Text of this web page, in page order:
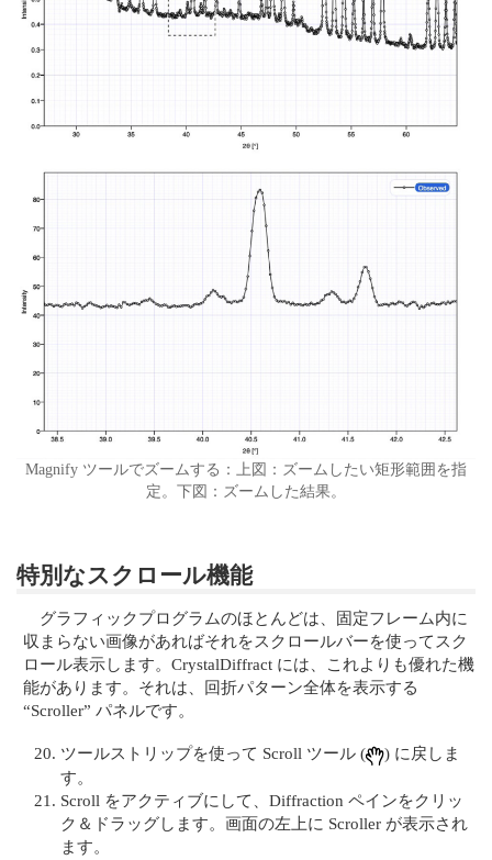
Magnify ツールでズームする：上図：ズームしたい矩形範囲を指
定。下図：ズームした結果。
特別なスクロール機能
グラフィックプログラムのほとんどは、固定フレーム内に
収まらない画像があればそれをスクロールバーを使ってスク
ロール表示します。CrystalDiffract には、これよりも優れた機
能があります。それは、回折パターン全体を表示する
“Scroller” パネルです。
ツールストリップを使って Scroll ツール (
) に戻しま
す。
Scroll をアクティブにして、Diffraction ペインをクリッ
ク＆ドラッグします。画面の左上に Scroller が表示され
ます。